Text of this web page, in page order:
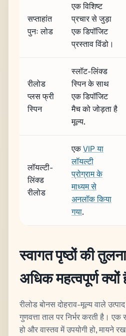
सप्ताहांत
पुनः लोड
एक विशिष्ट
प्रचार से जुड़ा
एक डिपॉजिट
प्रस्ताव विंडो।
रीलोड
प्लस फ्री
स्पिन
स्लॉट-लिंक्ड
स्पिन के साथ
एक डिपॉजिट
मैच को जोड़ता है
मूल्य.
लॉयल्टी-
लिंक्ड
रीलोड
एकVIP या
लॉयल्टी
प्रोग्राम के
माध्यम से
अनलॉक किया
गया.
स्वागत पृष्ठों की
अधिक महत्वपूर्ण क्यों
रीलोड बोनस दोहराव-मूल्य वाले
गुणवत्ता ताल पर निर्भर करती है। एक
हो और वास्तव में उपयोगी हो, मायने